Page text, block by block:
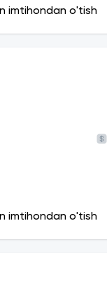
imtihondan o'tish
imtihondan o'tish